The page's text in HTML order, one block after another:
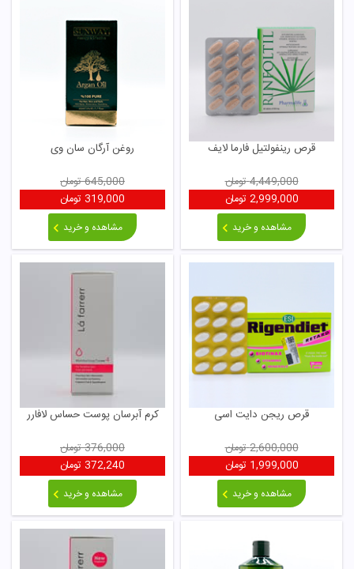
قرص رینفولتیل فارما لایف
4,449,000تومان
2,999,000 تومان
مشاهده و خرید
روغن آرگان سان وی
645,000تومان
319,000 تومان
مشاهده و خرید
قرص ریجن دایت اسی
2,600,000تومان
1,999,000 تومان
مشاهده و خرید
کرم آبرسان پوست حساس لافارر
376,000تومان
372,240 تومان
مشاهده و خرید